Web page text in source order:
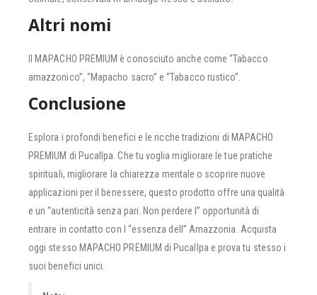
Altri nomi
Il MAPACHO PREMIUM è conosciuto anche come “Tabacco
amazzonico”, “Mapacho sacro” e “Tabacco rustico”.
Conclusione
Esplora i profondi benefici e le ricche tradizioni di MAPACHO
PREMIUM di Pucallpa. Che tu voglia migliorare le tue pratiche
spirituali, migliorare la chiarezza mentale o scoprire nuove
applicazioni per il benessere, questo prodotto offre una qualità
e un “autenticità senza pari. Non perdere l” opportunità di
entrare in contatto con l “essenza dell” Amazzonia. Acquista
oggi stesso MAPACHO PREMIUM di Pucallpa e prova tu stesso i
suoi benefici unici.